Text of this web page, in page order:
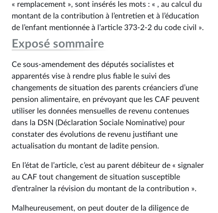
« remplacement », sont insérés les mots : « , au calcul du
montant de la contribution à l’entretien et à l’éducation
de l’enfant mentionnée à l’article 373‑2‑2 du code civil ».
Exposé sommaire
Ce sous-amendement des députés socialistes et
apparentés vise à rendre plus fiable le suivi des
changements de situation des parents créanciers d’une
pension alimentaire, en prévoyant que les CAF peuvent
utiliser les données mensuelles de revenu contenues
dans la DSN (Déclaration Sociale Nominative) pour
constater des évolutions de revenu justifiant une
actualisation du montant de ladite pension.
En l’état de l’article, c’est au parent débiteur de « signaler
au CAF tout changement de situation susceptible
d’entraîner la révision du montant de la contribution ».
Malheureusement, on peut douter de la diligence de